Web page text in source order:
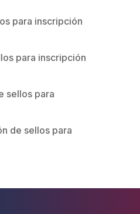
para inscripción
para inscripción
sellos para
de sellos para